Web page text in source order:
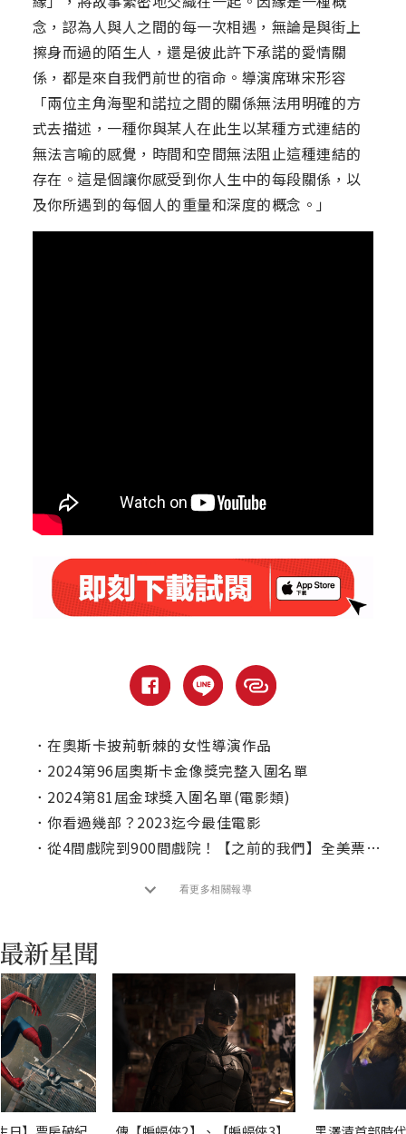
念，認為人與人之間的每一次相遇，無論是與街上
擦身而過的陌生人，還是彼此許下承諾的愛情關
係，都是來自我們前世的宿命。導演席琳宋形容
「兩位主角海聖和諾拉之間的關係無法用明確的方
式去描述，一種你與某人在此生以某種方式連結的
無法言喻的感覺，時間和空間無法阻止這種連結的
存在。這是個讓你感受到你人生中的每段關係，以
及你所遇到的每個人的重量和深度的概念。」
． 在奧斯卡披荊斬棘的女性導演作品
． 2024第96屆奧斯卡金像獎完整入圍名單
． 2024第81屆金球獎入圍名單(電影類)
． 你看過幾部？2023迄今最佳電影
． 從4間戲院到900間戲院！【之前的我們】全美票房連四週暴衝式成長
看更多相關報導